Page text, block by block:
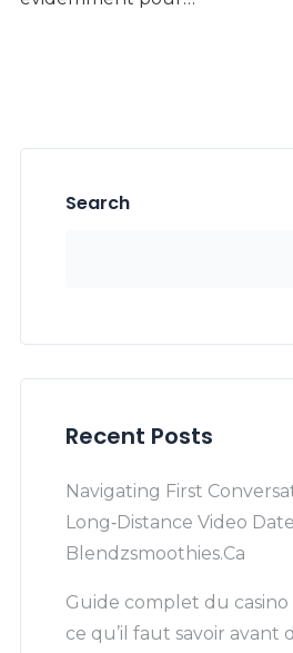
Search
Recent Posts
Navigating First
Long‑Distance Video
Blendzsmoothies.Ca
Guide complet du
ce qu’il faut savoir avant